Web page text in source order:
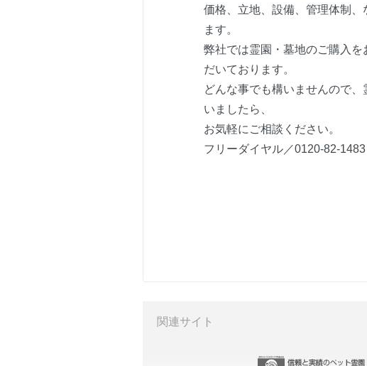
価格、立地、設備、管理体制
ます。
弊社では霊園・墓地のご購入
だいております。
どんな事でも構いませんので
いましたら、
お気軽にご相談ください。
フリーダイヤル／0120-82-1483
関連サイト